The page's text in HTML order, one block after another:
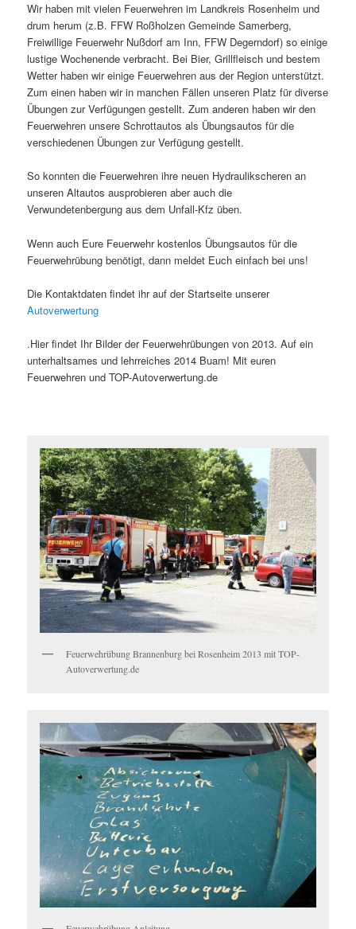
Wir haben mit vielen Feuerwehren im Landkreis Rosenheim und
drum herum (z.B. FFW Roßholzen Gemeinde Samerberg,
Freiwillige Feuerwehr Nußdorf am Inn, FFW Degerndorf) so einige
lustige Wochenende verbracht. Bei Bier, Grillfleisch und bestem
Wetter haben wir einige Feuerwehren aus der Region unterstützt.
Zum einen haben wir in manchen Fällen unseren Platz für diverse
Übungen zur Verfügungen gestellt. Zum anderen haben wir den
Feuerwehren unsere Schrottautos als Übungsautos für die
verschiedenen Übungen zur Verfügung gestellt.
So konnten die Feuerwehren ihre neuen Hydraulikscheren an
unseren Altautos ausprobieren aber auch die
Verwundetenbergung aus dem Unfall-Kfz üben.
Wenn auch Eure Feuerwehr kostenlos Übungsautos für die
Feuerwehrübung benötigt, dann meldet Euch einfach bei uns!
Die Kontaktdaten findet ihr auf der Startseite unserer
Autoverwertung
.Hier findet Ihr Bilder der Feuerwehrübungen von 2013. Auf ein
unterhaltsames und lehrreiches 2014 Buam! Mit euren
Feuerwehren und TOP-Autoverwertung.de
Feuerwehrübung Brannenburg bei Rosenheim 2013 mit TOP-
Autoverwertung.de